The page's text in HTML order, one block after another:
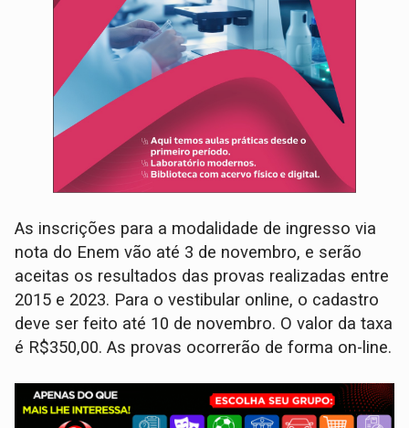
As inscrições para a modalidade de ingresso via
nota do Enem vão até 3 de novembro, e serão
aceitas os resultados das provas realizadas entre
2015 e 2023. Para o vestibular online, o cadastro
deve ser feito até 10 de novembro. O valor da taxa
é R$350,00. As provas ocorrerão de forma on-line.